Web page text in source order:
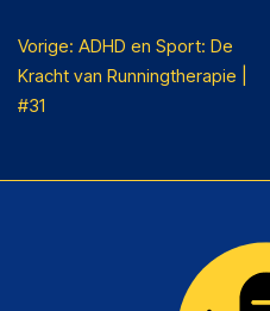
Berichtnavigatie
ADHD en Sport: De
Kracht van Runningtherapie |
#31